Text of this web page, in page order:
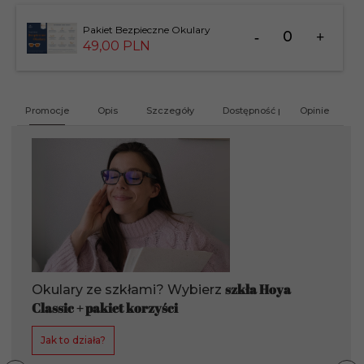
Pakiet Bezpieczne Okulary
49,00 PLN
dla
Promocje Opis Szczegóły Dostępność produktu
Opinie
Okulary ze szkłami? Wybierz szkła Hoya
Classic + pakiet korzyści
Jak to działa?